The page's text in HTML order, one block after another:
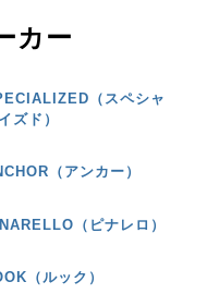
カー
（スペシャ
ズド）
（アンカー）
（ピナレロ）
（ルック）